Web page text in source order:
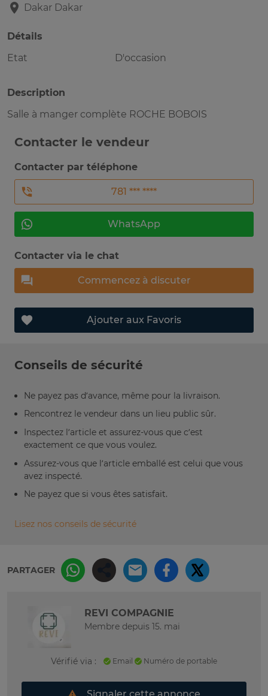
Dakar Dakar
Détails
Etat
D'occasion
Description
Salle à manger complète ROCHE BOBOIS
Contacter le vendeur
Contacter par téléphone
781 *** ****
WhatsApp
Contacter via le chat
Commencez à discuter
Ajouter aux Favoris
Conseils de sécurité
Ne payez pas d’avance, même pour la livraison.
Rencontrez le vendeur dans un lieu public sûr.
Inspectez l’article et assurez-vous que c’est
exactement ce que vous voulez.
Assurez-vous que l’article emballé est celui que vous
avez inspecté.
Ne payez que si vous êtes satisfait.
Lisez nos conseils de sécurité
PARTAGER
REVI COMPAGNIE
Membre depuis 15. mai
Vérifié via : Email Numéro de portable